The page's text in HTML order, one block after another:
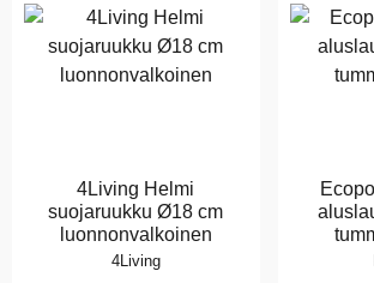
4Living Helmi
suojaruukku Ø18 cm
luonnonvalkoinen
4Living